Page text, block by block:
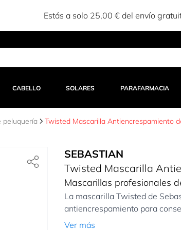
Estás a solo 25,00 € del envío
CABELLO SOLARES PARAFARMACIA
peluquería Twisted Mascarilla Antiencrespamiento
SEBASTIAN
Twisted Mascarilla
Mascarillas profesionales
La mascarilla Twisted de
antiencrespamiento para
Ver más